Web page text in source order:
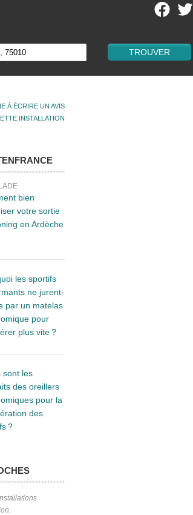
À ÉCRIRE UN AVIS
INSTALLATION
bien
votre sortie
en Ardèche
les sportifs
ne jurent-
par un matelas
pour
plus vite ?
sont les
des oreillers
pour la
des
?